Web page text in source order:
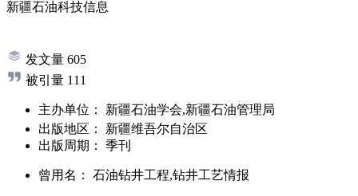
新疆石油科技信息
发文量 605
被引量 111
主办单位：
新疆石油学会,新疆石油管理局
出版地区：
新疆维吾尔自治区
出版周期：
季刊
曾用名： 石油钻井工程,钻井工艺情报